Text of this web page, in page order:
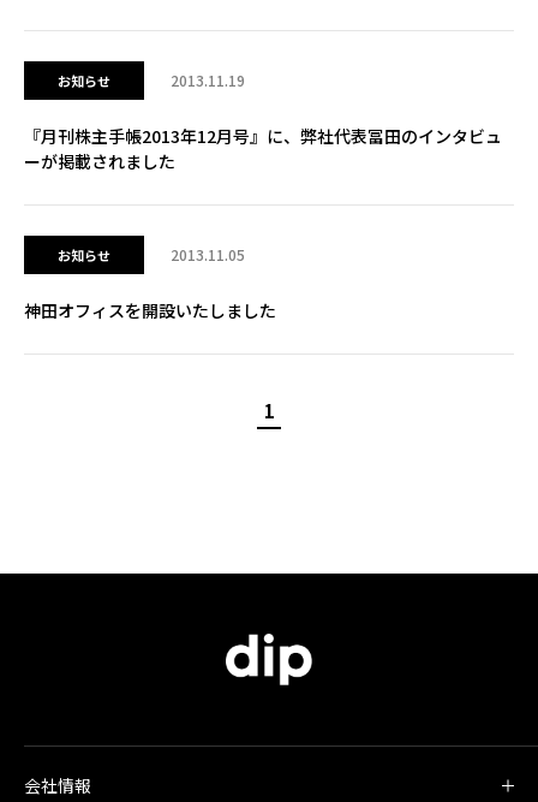
お知らせ 2013.11.19
『月刊株主手帳2013年12月号』に、弊社代表冨田のインタビュ
ーが掲載されました
お知らせ 2013.11.05
神田オフィスを開設いたしました
1
会社情報